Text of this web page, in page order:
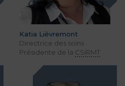
Katia Lièvremont
Directrice des soins ·
Présidente de la CSIRMT